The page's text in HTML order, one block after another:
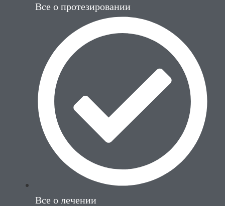
Все о протезировании
Все о лечении